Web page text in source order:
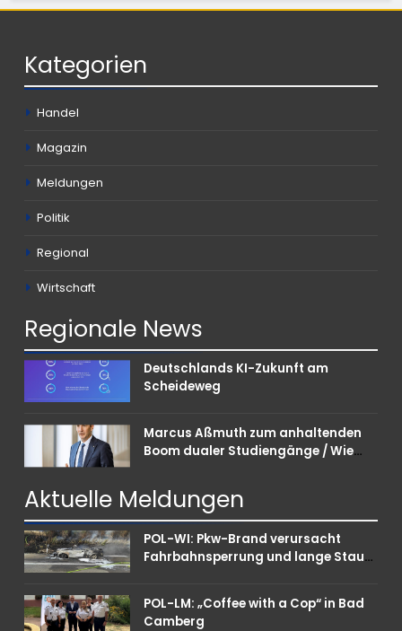
Kategorien
Handel
Magazin
Meldungen
Politik
Regional
Wirtschaft
Regionale News
Deutschlands KI-Zukunft am
Scheideweg
Marcus Aßmuth zum anhaltenden
Boom dualer Studiengänge / Wie
punkten können
Aktuelle Meldungen
POL-WI: Pkw-Brand verursacht
Fahrbahnsperrung und lange Staus
POL-LM: „Coffee with a Cop“ in Bad
Camberg